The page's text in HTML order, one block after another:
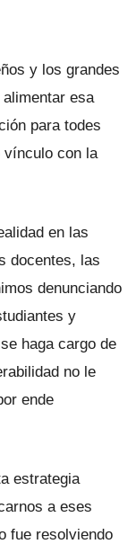
y los grandes
esa
para todes
vínculo con la
en las
docentes, las
denunciando
y
haga cargo de
no le
ende
estrategia
a eses
fue resolviendo